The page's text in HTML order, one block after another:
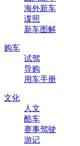
海外新车
谍照
新车图解
购车
试驾
导购
用车手册
文化
人文
酷车
赛事驾驶
游记